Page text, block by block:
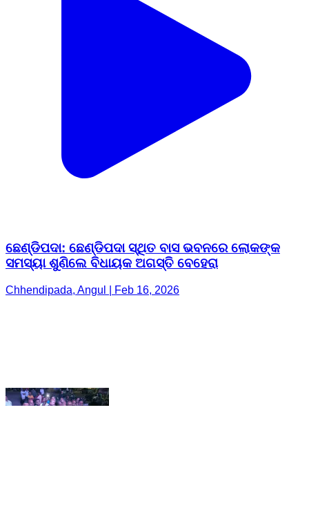
ଛେଣ୍ଡିପଦା: ଛେଣ୍ଡିପଦା ସ୍ଥିତ ବାସ ଭବନରେ ଲୋକଙ୍କ
ସମସ୍ୟା ଶୁଣିଲେ ବିଧାୟକ ଅଗସ୍ତି ବେହେରା